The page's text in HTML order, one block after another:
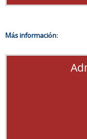
Más información: